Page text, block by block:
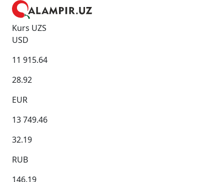
Kurs UZS
USD
11 915.64
28.92
EUR
13 749.46
32.19
RUB
146.19